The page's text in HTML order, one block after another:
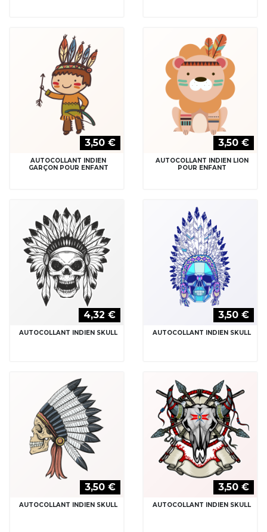
3,50 €
AUTOCOLLANT INDIEN
GARÇON POUR ENFANT
3,50 €
AUTOCOLLANT INDIEN LION
POUR ENFANT
4,32 €
AUTOCOLLANT INDIEN SKULL
3,50 €
AUTOCOLLANT INDIEN SKULL
3,50 €
AUTOCOLLANT INDIEN SKULL
3,50 €
AUTOCOLLANT INDIEN SKULL